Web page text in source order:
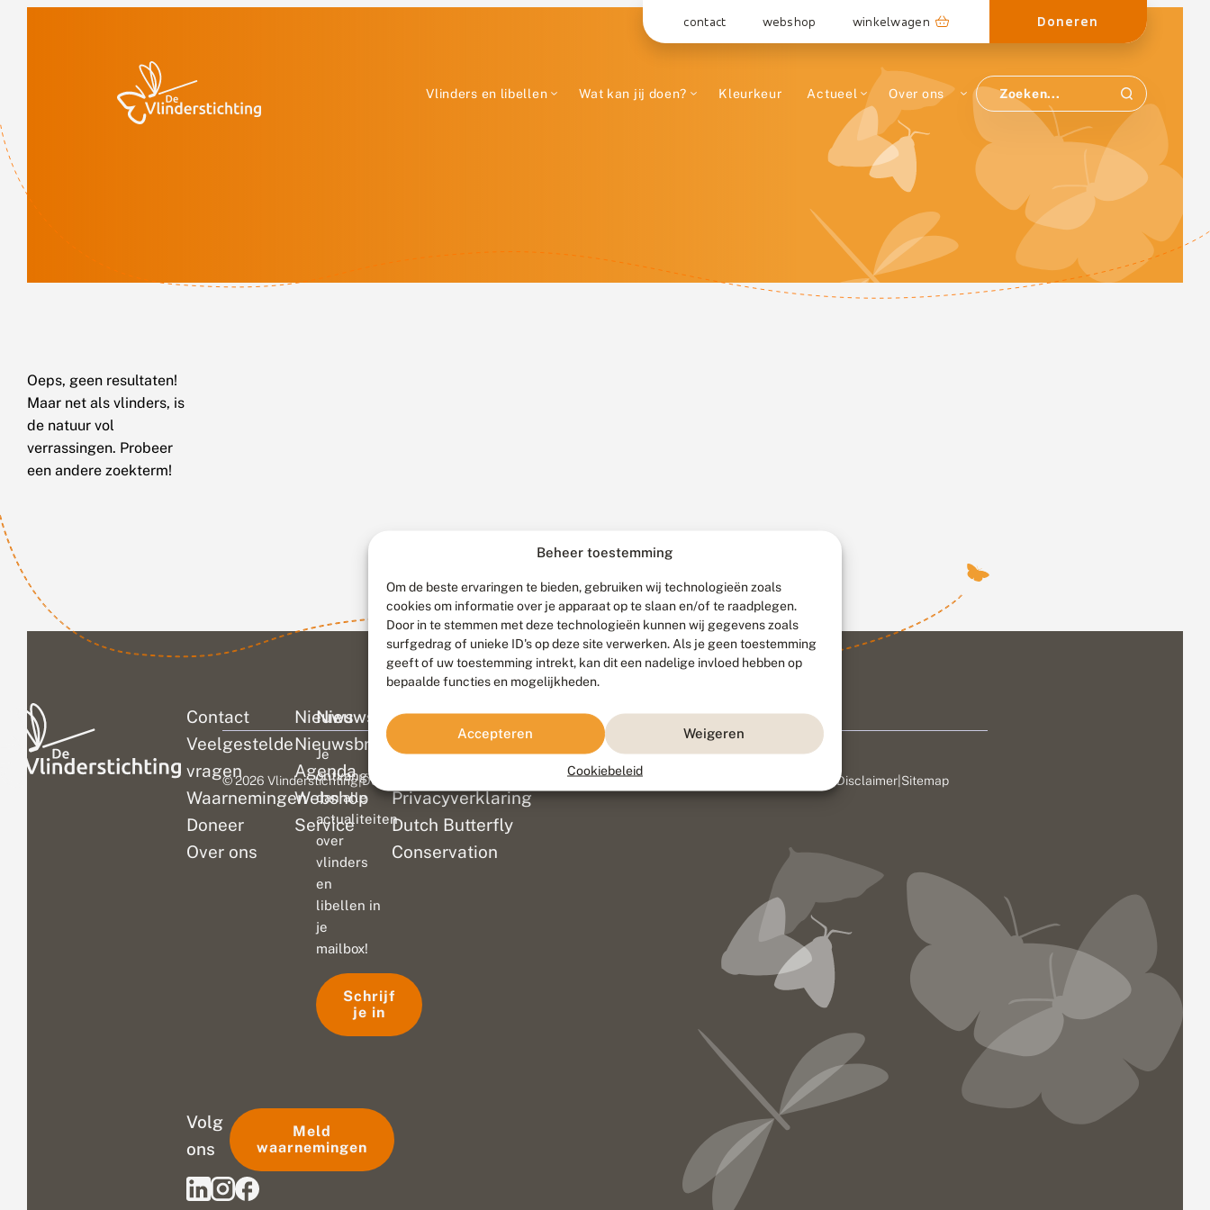
Beheer toestemming
Om de beste ervaringen te bieden, gebruiken wij technologieën zoals
cookies om informatie over je apparaat op te slaan en/of te raadplegen.
Door in te stemmen met deze technologieën kunnen wij gegevens zoals
surfgedrag of unieke ID's op deze site verwerken. Als je geen toestemming
geeft of uw toestemming intrekt, kan dit een nadelige invloed hebben op
bepaalde functies en mogelijkheden.
Accepteren Weigeren
Cookiebeleid
contact webshop winkelwagen Doneren
Vlinders en libellen Wat kan jij doen? Kleurkeur Actueel Over ons
Oeps, geen resultaten!
Maar net als vlinders, is
de natuur vol
verrassingen. Probeer
een andere zoekterm!
Contact
Veelgestelde
vragen
Waarnemingen
Doneer
Over ons
Nieuws
Nieuwsbrief
Agenda
Webshop
Service
Colofon
Disclaimer
Privacyverklaring
Dutch Butterfly
Conservation
Nieuwsbrief
Je
ontvangt
dan alle
actualiteiten
over
vlinders
en
libellen in
je
mailbox!
Schrijf
je in
Volg
ons
Meld
waarnemingen
© 2026 Vlinderstichting|Duurzaam ontwikkeld door Go2People, ontworpen door Disclaimer Sitemap